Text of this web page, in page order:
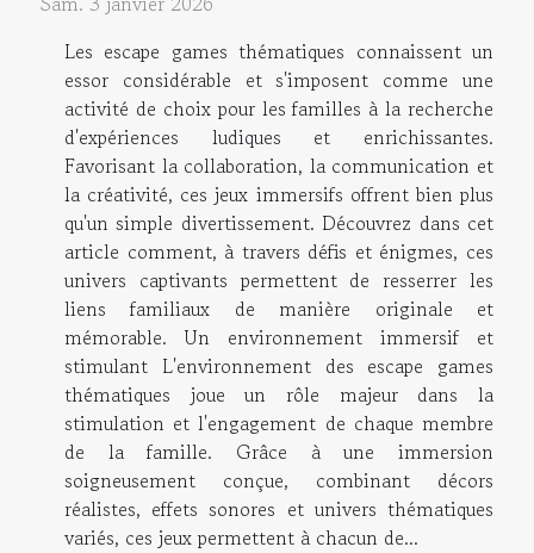
Les escape games thématiques connaissent un
essor considérable et s'imposent comme une
activité de choix pour les familles à la recherche
d'expériences ludiques et enrichissantes.
Favorisant la collaboration, la communication et
la créativité, ces jeux immersifs offrent bien plus
qu'un simple divertissement. Découvrez dans cet
article comment, à travers défis et énigmes, ces
univers captivants permettent de resserrer les
liens familiaux de manière originale et
mémorable. Un environnement immersif et
stimulant L'environnement des escape games
thématiques joue un rôle majeur dans la
stimulation et l'engagement de chaque membre
de la famille. Grâce à une immersion
soigneusement conçue, combinant décors
réalistes, effets sonores et univers thématiques
variés, ces jeux permettent à chacun de...